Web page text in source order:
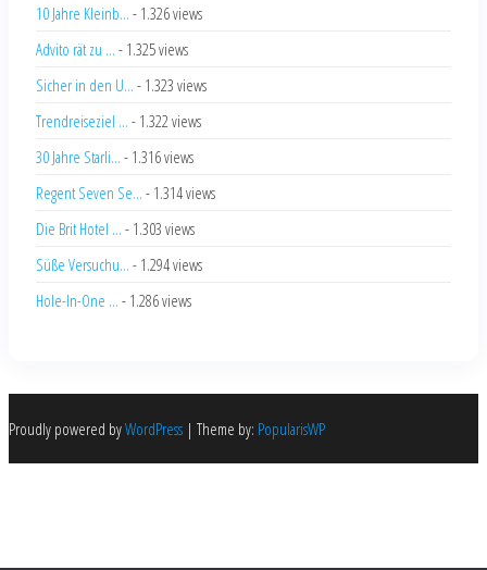
10 Jahre Kleinb... - 1.326 views
Advito rät zu ... - 1.325 views
Sicher in den U... - 1.323 views
Trendreiseziel ... - 1.322 views
30 Jahre Starli... - 1.316 views
Regent Seven Se... - 1.314 views
Die Brit Hotel ... - 1.303 views
Süße Versuchu... - 1.294 views
Hole-In-One ... - 1.286 views
Proudly powered byWordPress | Theme by: PopularisWP